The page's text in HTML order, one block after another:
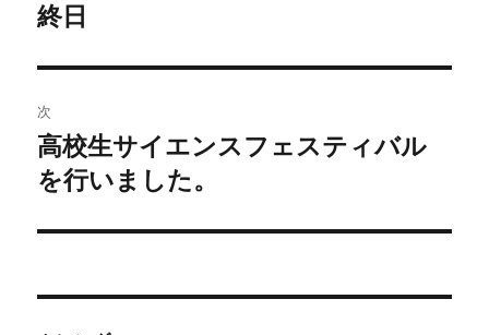
ナ
ビ
ゲ
ー
シ
ン
の
稿:
終日
次
次
の
稿:
高校生サイエンスフェスティバル
を行いました。